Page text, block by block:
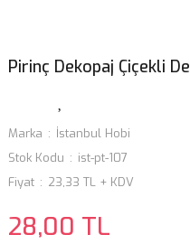
Pirinç Dekopaj Çiçekli
Marka
İstanbul Hobi
Stok Kodu
ist-pt-107
Fiyat
23,33 TL + KDV
28,00 TL